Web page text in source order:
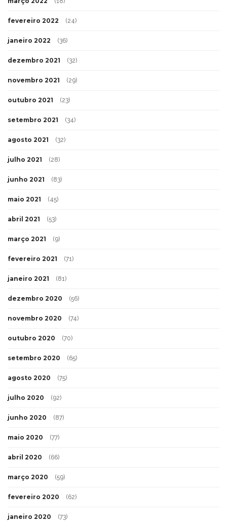
fevereiro 2022 (24)
janeiro 2022 (36)
dezembro 2021 (32)
novembro 2021 (29)
outubro 2021 (23)
setembro 2021 (34)
agosto 2021 (32)
julho 2021 (28)
junho 2021 (83)
maio 2021 (45)
abril 2021 (53)
março 2021 (9)
fevereiro 2021 (71)
janeiro 2021 (81)
dezembro 2020 (56)
novembro 2020 (74)
outubro 2020 (70)
setembro 2020 (65)
agosto 2020 (75)
julho 2020 (92)
junho 2020 (87)
maio 2020 (77)
abril 2020 (66)
março 2020 (59)
fevereiro 2020 (62)
janeiro 2020 (73)